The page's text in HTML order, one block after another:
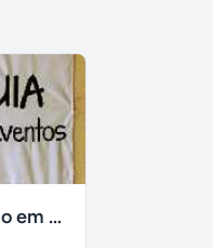
faixas no tecido em ate 24H